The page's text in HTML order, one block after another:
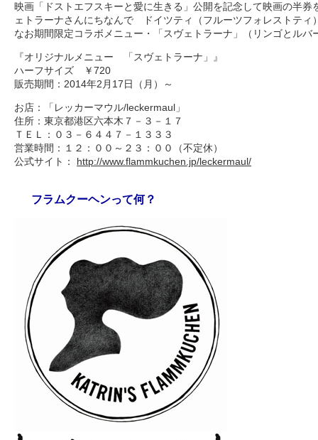
映画「ドストエフスキーと愛に生きる」公開を記念して映画の半
ェトラーナさんにちなんで ドイツティ（フルーツフォレストティ
なお期間限定コラボメニュー・「スヴェトラーナ」（リンゴとルバ
『オリジナルメニュー 「スヴェトラーナ」』
ハーフサイズ ￥720
販売期間：2014年2月17日（月）～
お店：「レッカーマウル/leckermaul」
住所：東京都港区六本木７－３－１７
ＴＥＬ：０３－６４４７－１３３３
営業時間：１２：００～２３：００（不定休）
公式サイト： http://www.flammkuchen.jp/leckermaul/
フラムクーヘンって何？